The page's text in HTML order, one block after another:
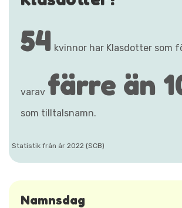
54 kvinnor har Klasdotter som
varav färre än
som tilltalsnamn.
Statistik från år 2022 (SCB)
Namnsdag